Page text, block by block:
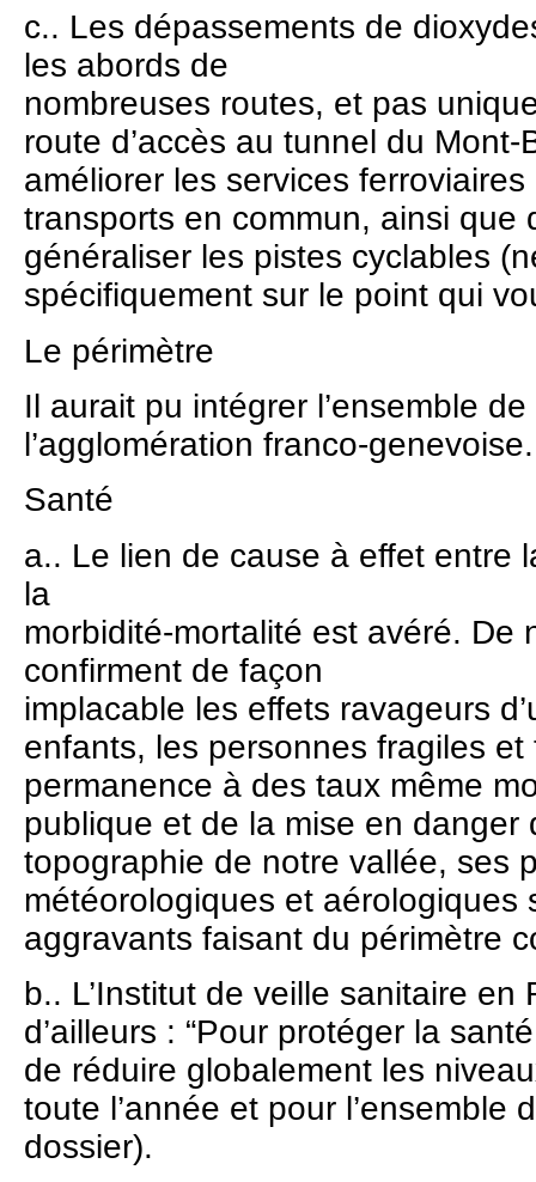
c.. Les dépassements de
les abords de
nombreuses routes, et pas
route d’accès au tunnel du
améliorer les services ferroviaires
transports en commun, ainsi que
généraliser les pistes cyclables
spécifiquement sur le point qui
Le périmètre
Il aurait pu intégrer l’ensemble
l’agglomération franco-genevoise.
Santé
a.. Le lien de cause à effet entre
la
morbidité-mortalité est avéré. De
confirment de façon
implacable les effets ravageurs
enfants, les personnes fragiles
permanence à des taux même
publique et de la mise en danger
topographie de notre vallée, ses
météorologiques et aérologiques
aggravants faisant du périmètre
b.. L’Institut de veille sanitaire
d’ailleurs : “Pour protéger la
de réduire globalement les
toute l’année et pour l’ensemble
dossier).